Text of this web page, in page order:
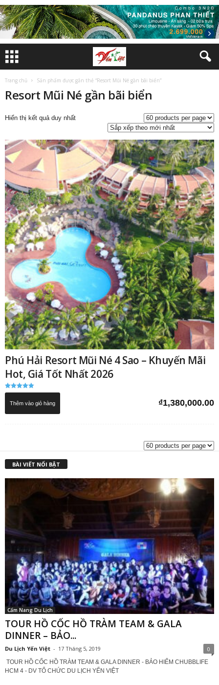
Trang chủ Sản phẩm được gắn thẻ “Resort Mũi Né gần bãi biển”
Resort Mũi Né gần bãi biển
Hiển thị kết quả duy nhất
Phú Hải Resort Mũi Né 4 Sao – Khuyến Mãi
Hot, Giá Tốt Nhất 2026
Được xếp
5.00
₫1,380,000.00
Thêm vào giỏ hàng
BÀI VIẾT NỔI BẬT
Cẩm Nang Du Lịch
TOUR HỒ CỐC HỒ TRÀM TEAM & GALA
DINNER – BẢO...
Du Lịch Yến Việt - 17 Tháng 5, 2019 0
TOUR HỒ CỐC HỒ TRÀM TEAM & GALA DINNER - BẢO HIỂM CHUBBLIFE
HCM 4 - DV TỔ CHỨC DU LỊCH YẾN VIỆT